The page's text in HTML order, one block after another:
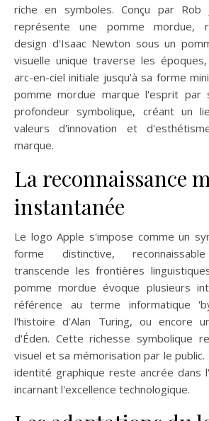
riche en symboles. Conçu par
représente une pomme mordue,
design d'Isaac Newton sous un
visuelle unique traverse les
arc-en-ciel initiale jusqu'à sa forme
pomme mordue marque l'esprit par
profondeur symbolique, créant un
valeurs d'innovation et
marque.
La reconnaissance
instantanée
Le logo Apple s'impose comme un
forme distinctive,
transcende les frontières
pomme mordue évoque plusieurs
référence au terme informatique
l'histoire d'Alan Turing, ou encore
d'Éden. Cette richesse symbolique
visuel et sa mémorisation par le
identité graphique reste ancrée dans
incarnant l'excellence technologique.